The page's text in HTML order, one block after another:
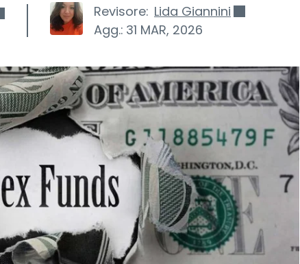
Revisore: Lida Giannini
Agg.: 31 MAR, 2026